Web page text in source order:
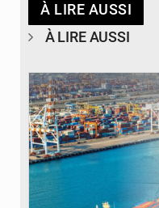
À LIRE AUSSI
À LIRE AUSSI
© JDM